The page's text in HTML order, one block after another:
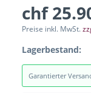
chf
Preise inkl. MwSt.
Lagerbestand:
Garantierter